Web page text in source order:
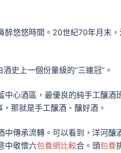
醉悠悠時間。20世紀70年月末
史上一個份量級的“三連冠”。
心酒區，最優良的純手工釀酒
那就是手工釀酒、釀好酒。
中傳承流轉。可以看到，洋河釀
中敬懷六包養網比較合。頭包養